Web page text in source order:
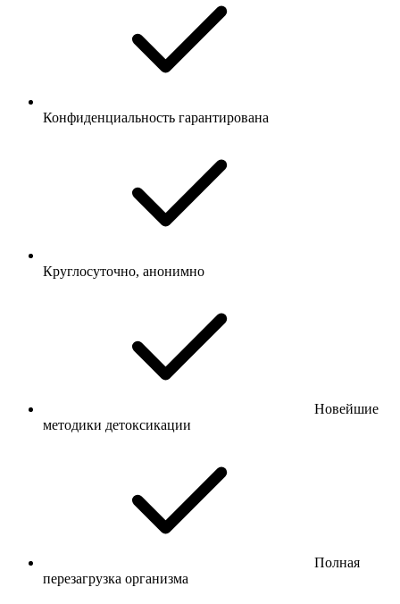
Конфиденциальность гарантирована
Круглосуточно, анонимно
Новейшие
методики детоксикации
Полная
перезагрузка организма